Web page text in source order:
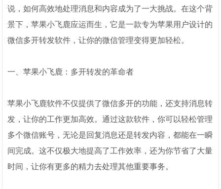
说，如何高效地处理消息和内容成为了一大挑战。在这个背
景下，苹果小飞鹿应运而生，它是一款专为苹果用户设计的
微信多开转发软件，让你的微信管理变得更加轻松。
一、苹果小飞鹿：多开转发的革命者
苹果小飞鹿软件不仅提供了微信多开的功能，还支持消息转
发，让你的工作更加高效。通过这款软件，你可以轻松管理
多个微信账号，无论是回复消息还是转发内容，都能在一瞬
间完成。这不仅极大地提高了工作效率，还为你节省了大量
时间，让你有更多的精力去处理其他重要事务。